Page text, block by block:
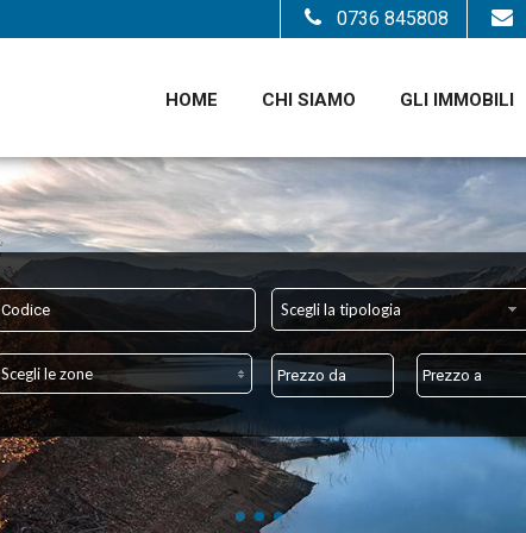
HOME CHI SIAMO GLI IMMOBILI
0736 845808
Scegli la tipologia
Scegli le zone